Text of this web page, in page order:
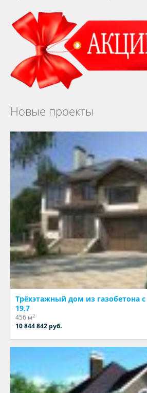
Новые проекты
Трёхэтажный дом из газобетона
19,7
456 м2
10 844 842 руб.